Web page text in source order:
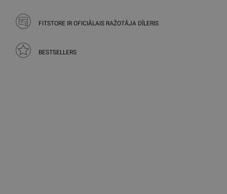
FITSTORE IR OFICIĀLAIS RAŽOTĀJA DĪLERIS
BESTSELLERS